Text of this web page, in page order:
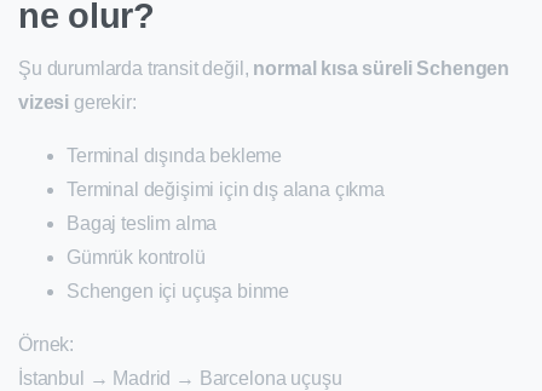
ne olur?
Şu durumlarda transit değil, normal kısa süreli Schengen
vizesi gerekir:
Terminal dışında bekleme
Terminal değişimi için dış alana çıkma
Bagaj teslim alma
Gümrük kontrolü
Schengen içi uçuşa binme
Örnek:
İstanbul → Madrid → Barcelona uçuşu